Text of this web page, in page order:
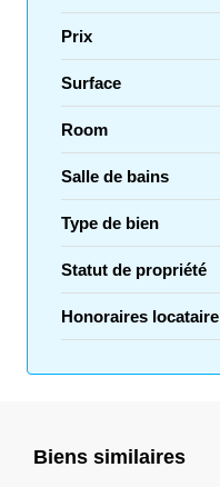
Prix
Surface
Room
Salle de bains
Type de bien
Statut de propriété
Honoraires locataire
Biens similaires